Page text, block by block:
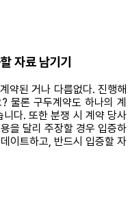
자료 남기기
약된 거나 다름없다. 진행해
물론 구두계약도 하나의 계
다. 또한 분쟁 시 계약 당사
을 달리 주장할 경우 입증하
이트하고, 반드시 입증할 자